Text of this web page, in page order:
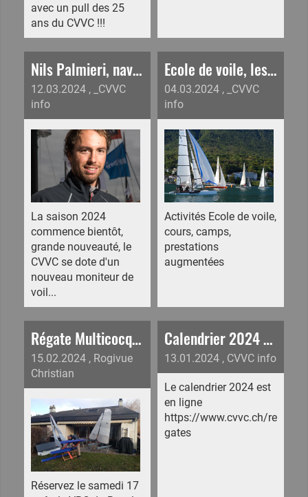
avec un pull des 25
ans du CVVC !!!
Nils Palmieri, navigateur confirmé, rejoins le CVVC comme moniteur de notre école de voile !
12.03.2024 , _CVVC
info
La saison 2024
commence bientôt,
grande nouveauté, le
CVVC se dote d'un
nouveau moniteur de
voil...
Ecole de voile, les cours et camps 2024 en ligne
04.03.2024 , _CVVC
info
Activités Ecole de voile,
cours, camps,
prestations
augmentées
Régate Multicocques 2M, Base Nautic Center, Le Bouveret
15.02.2024 , Rogivue
Christian
Réservez le samedi 17
Calendrier 2024 en ligne, Avis de course et Instructions en ligne et sur M2Sail
13.01.2024 , CVVC info
Le calendrier 2024 est
en ligne
https://www.cvvc.ch/re
gates